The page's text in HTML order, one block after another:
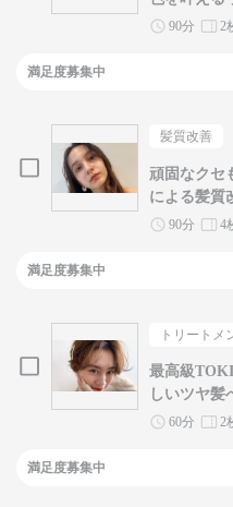
90分 2
満足度募集中
髪質改善
頑固なクセ
による髪質
90分 4
満足度募集中
トリートメ
最高級
しいツヤ髪
60分 2
満足度募集中